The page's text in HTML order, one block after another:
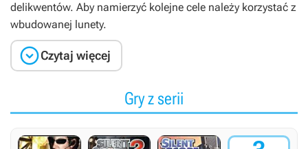
delikwentów. Aby namierzyć kolejne cele należy korzystać z
wbudowanej lunety.
Czytaj więcej
Gry z serii